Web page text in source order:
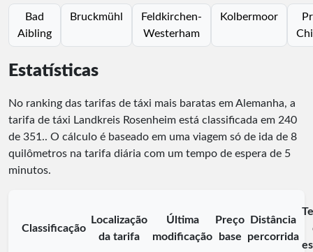
Bad
Aibling
Bruckmühl
Feldkirchen-
Westerham
Kolbermoor
Estatísticas
No ranking das tarifas de táxi mais baratas em Alemanha, a
tarifa de táxi Landkreis Rosenheim está classificada em 240
de 351.. O cálculo é baseado em uma viagem só de ida de 8
quilômetros na tarifa diária com um tempo de espera de 5
minutos.
Classificação
Localização
da tarifa
Última
modificação
Preço
base
Distância
percorrida